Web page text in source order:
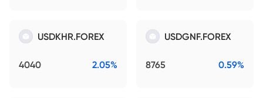
USDKHR.FOREX
4040 2.05%
USDGNF.FOREX
8765 0.59%